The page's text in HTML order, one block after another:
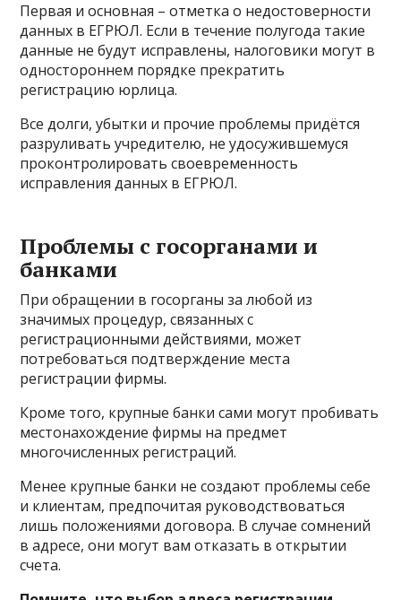
Первая и основная – отметка о недостоверности
данных в ЕГРЮЛ. Если в течение полугода такие
данные не будут исправлены, налоговики могут в
одностороннем порядке прекратить
регистрацию юрлица.
Все долги, убытки и прочие проблемы придётся
разруливать учредителю, не удосужившемуся
проконтролировать своевременность
исправления данных в ЕГРЮЛ.
Проблемы с госорганами и
банками
При обращении в госорганы за любой из
значимых процедур, связанных с
регистрационными действиями, может
потребоваться подтверждение места
регистрации фирмы.
Кроме того, крупные банки сами могут пробивать
местонахождение фирмы на предмет
многочисленных регистраций.
Менее крупные банки не создают проблемы себе
и клиентам, предпочитая руководствоваться
лишь положениями договора. В случае сомнений
в адресе, они могут вам отказать в открытии
счета.